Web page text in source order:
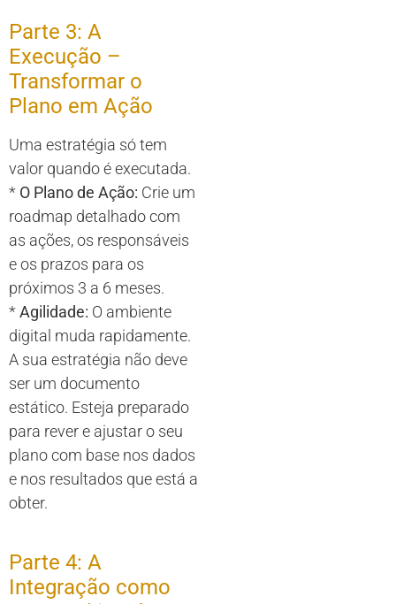
Parte 3: A
Execução –
Transformar o
Plano em Ação
Uma estratégia só tem
valor quando é executada.
* O Plano de Ação: Crie um
roadmap detalhado com
as ações, os responsáveis
e os prazos para os
próximos 3 a 6 meses.
*Agilidade: O ambiente
digital muda rapidamente.
A sua estratégia não deve
ser um documento
estático. Esteja preparado
para rever e ajustar o seu
plano com base nos dados
e nos resultados que está a
obter.
Parte 4: A
Integração como